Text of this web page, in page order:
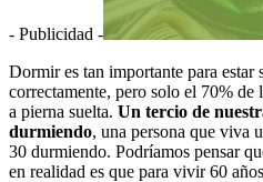
- Publicidad -
Dormir es tan importante para estar
correctamente, pero solo el 70% de
a pierna suelta. Un tercio de
durmiendo, una persona que viva
30 durmiendo. Podríamos pensar
en realidad es que para vivir 60